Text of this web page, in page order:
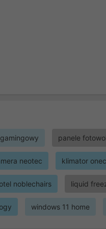
panele
neotec klimator
noblechairs liquid
windows 11 home